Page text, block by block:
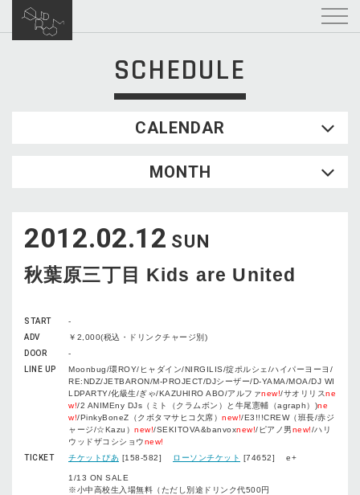
SCHEDULE
CALENDAR
WED
2
3 4 5
16
17 18 19 20 21
30
MONTH
2012.02.12 SUN
秋葉原三丁目 Kids are United
START
-
ADV
￥2,000(税込・ドリンクチャージ別)
DOOR
-
LINE UP
Moonbug/環ROY/ヒャダイン/NIRGILIS/掟ポルシェ/ハイパーヨーヨ/
RE:NDZ/JETBARON/M-PROJECT/DJシーザー/D-YAMA/MOA/DJ WI
LDPARTY/化級生/ぎゃ/KAZUHIRO ABO/アルファnew!/サオリリスne
w!/2 ANIMEny DJs（ミト（クラムボン）と牛尾憲輔（agraph）)ne
w!/PinkyBoneZ（クボタマサヒコ欠席） new!/E3!!!CREW（班長/赤ジ
ャージ/☆Kazu） new!/SEKITOVA&banvoxnew!/ピアノ男new!/ハリ
ウッドザコシショウnew!
TICKET
チケットぴあ [158-582] ローソンチケット [74652] e+
1/13 ON SALE
※小中高校生入場無料（ただし別途ドリンク代500円